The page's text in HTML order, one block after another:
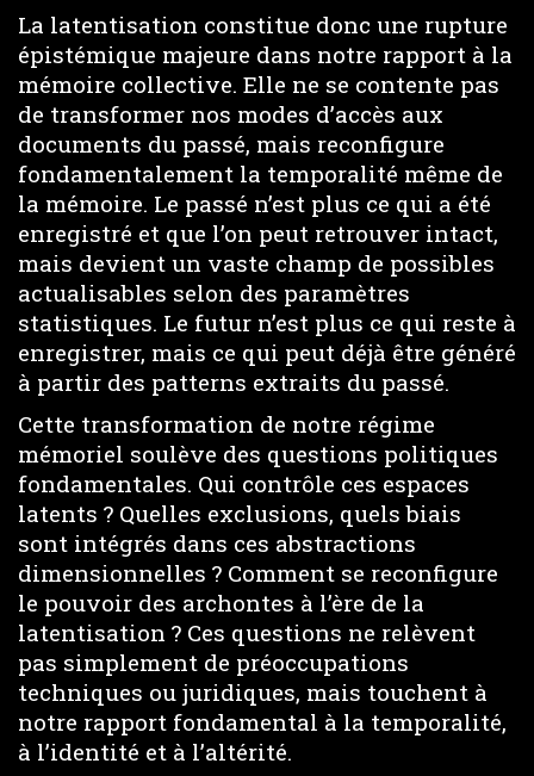
La latentisation constitue donc une rupture
épistémique majeure dans notre rapport à la
mémoire collective. Elle ne se contente pas
de transformer nos modes d’accès aux
documents du passé, mais reconfigure
fondamentalement la temporalité même de
la mémoire. Le passé n’est plus ce qui a été
enregistré et que l’on peut retrouver intact,
mais devient un vaste champ de possibles
actualisables selon des paramètres
statistiques. Le futur n’est plus ce qui reste à
enregistrer, mais ce qui peut déjà être généré
à partir des patterns extraits du passé.
Cette transformation de notre régime
mémoriel soulève des questions politiques
fondamentales. Qui contrôle ces espaces
latents ? Quelles exclusions, quels biais
sont intégrés dans ces abstractions
dimensionnelles ? Comment se reconfigure
le pouvoir des archontes à l’ère de la
latentisation ? Ces questions ne relèvent
pas simplement de préoccupations
techniques ou juridiques, mais touchent à
notre rapport fondamental à la temporalité,
à l’identité et à l’altérité.